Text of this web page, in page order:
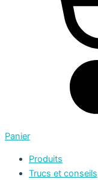
Panier
Produits
Trucs et conseils